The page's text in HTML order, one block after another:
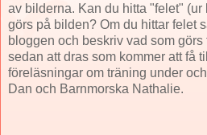
av bilderna. Kan du hitta "felet"
görs på bilden? Om du hittar felet
bloggen och beskriv vad som
sedan att dras som kommer att få
föreläsningar om träning under
Dan och Barnmorska Nathalie.